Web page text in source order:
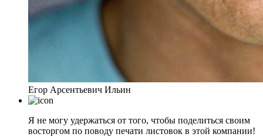
Егор Арсентьевич Ильин
Я не могу удержаться от того, чтобы поделиться своим
восторгом по поводу печати листовок в этой компании!